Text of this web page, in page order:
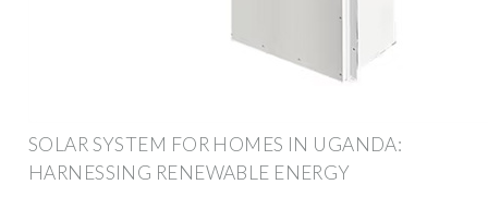
SOLAR SYSTEM FOR HOMES IN UGANDA:
HARNESSING RENEWABLE ENERGY